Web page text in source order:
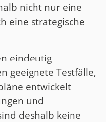
nicht nur eine
eine strategische
eindeutig
geeignete Testfälle,
entwickelt
und
deshalb keine